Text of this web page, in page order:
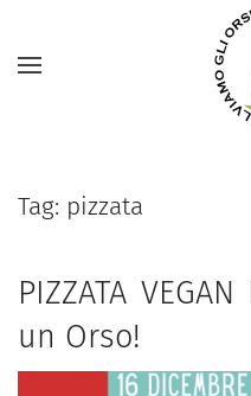
Tag: pizzata
PIZZATA
un Orso!